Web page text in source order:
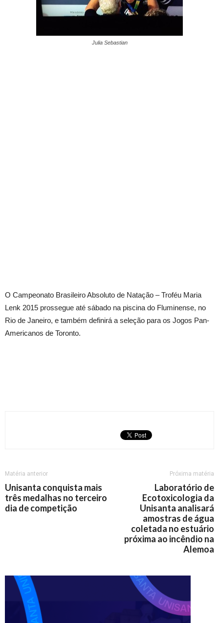
Julia Sebastian
O Campeonato Brasileiro Absoluto de Natação – Troféu Maria
Lenk 2015 prossegue até sábado na piscina do Fluminense, no
Rio de Janeiro, e também definirá a seleção para os Jogos Pan-
Americanos de Toronto.
Matéria anterior
Unisanta conquista mais
três medalhas no terceiro
dia de competição
Próxima matéria
Laboratório de
Ecotoxicologia da
Unisanta analisará
amostras de água
coletada no estuário
próxima ao incêndio na
Alemoa